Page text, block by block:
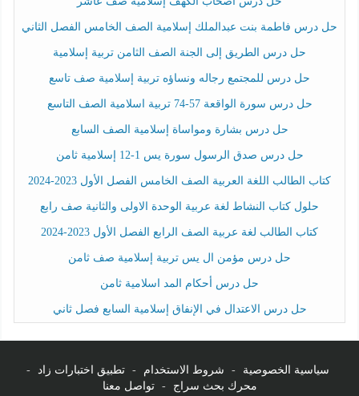
حل درس فاطمة بنت عبدالملك إسلامية الصف الخامس الفصل الثاني
حل درس الطريق إلى الجنة الصف الثامن تربية إسلامية
حل درس للمجتمع رجاله ونساؤه تربية إسلامية صف تاسع
حل درس سورة الواقعة 57-74 تربية اسلامية الصف التاسع
حل درس بشارة ومواساة إسلامية الصف السابع
حل درس صدق الرسول سورة يس 1-12 إسلامية ثامن
كتاب الطالب اللغة العربية الصف الخامس الفصل الأول 2023-2024
حلول كتاب النشاط لغة عربية الوحدة الاولى والثانية صف رابع
كتاب الطالب لغة عربية الصف الرابع الفصل الأول 2023-2024
حل درس مؤمن ال يس تربية إسلامية صف ثامن
حل درس أحكام المد اسلامية ثامن
حل درس الاعتدال في الإنفاق إسلامية السابع فصل ثاني
سياسية الخصوصية - شروط الاستخدام - تطبيق اختبارات زاد
-
محرك بحث سراج
- تواصل معنا